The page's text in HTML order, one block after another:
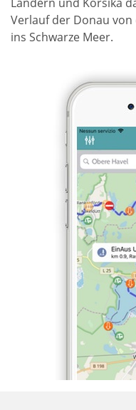
Verlauf der Donau
ins Schwarze Meer.